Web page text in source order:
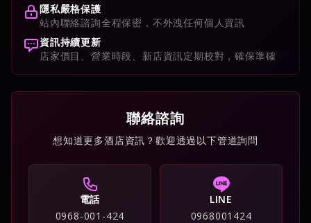
隱私嚴格保護
站內聯絡諮詢全程保密，不外洩任何個人資訊
資訊持續更新
店家價目、營業時段、新店資訊定期校對，確保準確
聯絡諮詢
想知道更多酒店資訊？歡迎透過以下管道詢問
電話
0968-001-424
LINE
0968001424